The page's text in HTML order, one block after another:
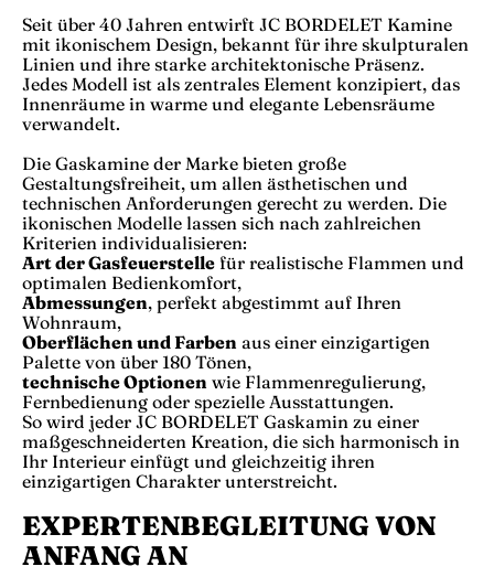
Seit über 40 Jahren entwirft JC BORDELET Kamine
mit ikonischem Design, bekannt für ihre skulpturalen
Linien und ihre starke architektonische Präsenz.
Jedes Modell ist als zentrales Element konzipiert, das
Innenräume in warme und elegante Lebensräume
verwandelt.
Die Gaskamine der Marke bieten große
Gestaltungsfreiheit, um allen ästhetischen und
technischen Anforderungen gerecht zu werden. Die
ikonischen Modelle lassen sich nach zahlreichen
Kriterien individualisieren:
Art der Gasfeuerstelle für realistische Flammen und
optimalen Bedienkomfort,
Abmessungen, perfekt abgestimmt auf Ihren
Wohnraum,
Oberflächen und Farben aus einer einzigartigen
Palette von über 180 Tönen,
technische Optionen wie Flammenregulierung,
Fernbedienung oder spezielle Ausstattungen.
So wird jeder JC BORDELET Gaskamin zu einer
maßgeschneiderten Kreation, die sich harmonisch in
Ihr Interieur einfügt und gleichzeitig ihren
einzigartigen Charakter unterstreicht.
EXPERTENBEGLEITUNG VON
ANFANG AN